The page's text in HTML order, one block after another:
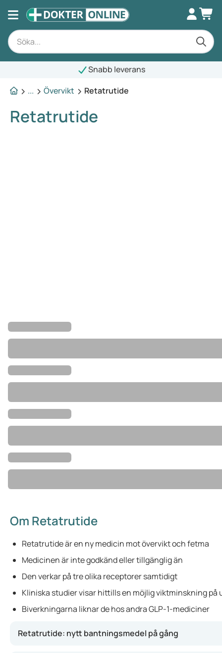
Snabb leverans
...
Övervikt Retatrutide
Retatrutide
Om Retatrutide
Retatrutide är en ny medicin mot övervikt och fetma
Medicinen är inte godkänd eller tillgänglig än
Den verkar på tre olika receptorer samtidigt
Kliniska studier visar hittills en möjlig viktminskning på
Biverkningarna liknar de hos andra GLP-1-mediciner
Retatrutide: nytt bantningsmedel på gång